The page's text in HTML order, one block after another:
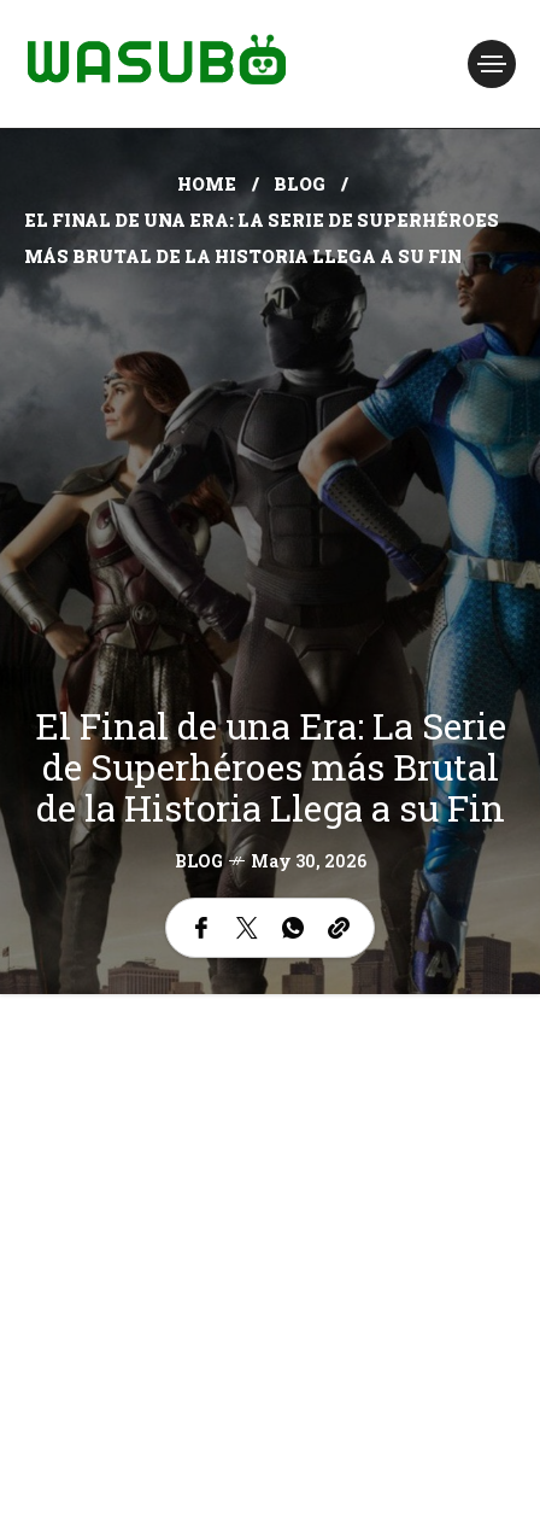
HOME
BLOG
EL FINAL DE UNA ERA: LA SERIE DE SUPERHÉROES
MÁS BRUTAL DE LA HISTORIA LLEGA A SU FIN
El Final de una Era: La Serie
de Superhéroes más Brutal
de la Historia Llega a su Fin
BLOG May 30, 2026